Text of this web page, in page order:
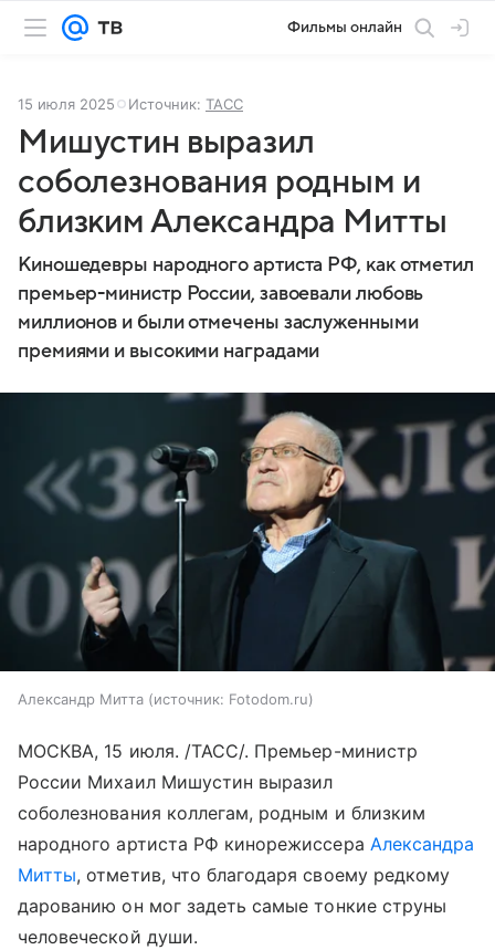
Фильмы онлайн
15 июля 2025 Источник: ТАСС
Мишустин выразил
соболезнования родным и
близким Александра Митты
Киношедевры народного артиста РФ, как отметил
премьер-министр России, завоевали любовь
миллионов и были отмечены заслуженными
премиями и высокими наградами
Александр Митта источник: Fotodom.ru
МОСКВА, 15 июля. /ТАСС/. Премьер-министр
России Михаил Мишустин выразил
соболезнования коллегам, родным и близким
народного артиста РФ кинорежиссера Александра
Митты, отметив, что благодаря своему редкому
дарованию он мог задеть самые тонкие струны
человеческой души.